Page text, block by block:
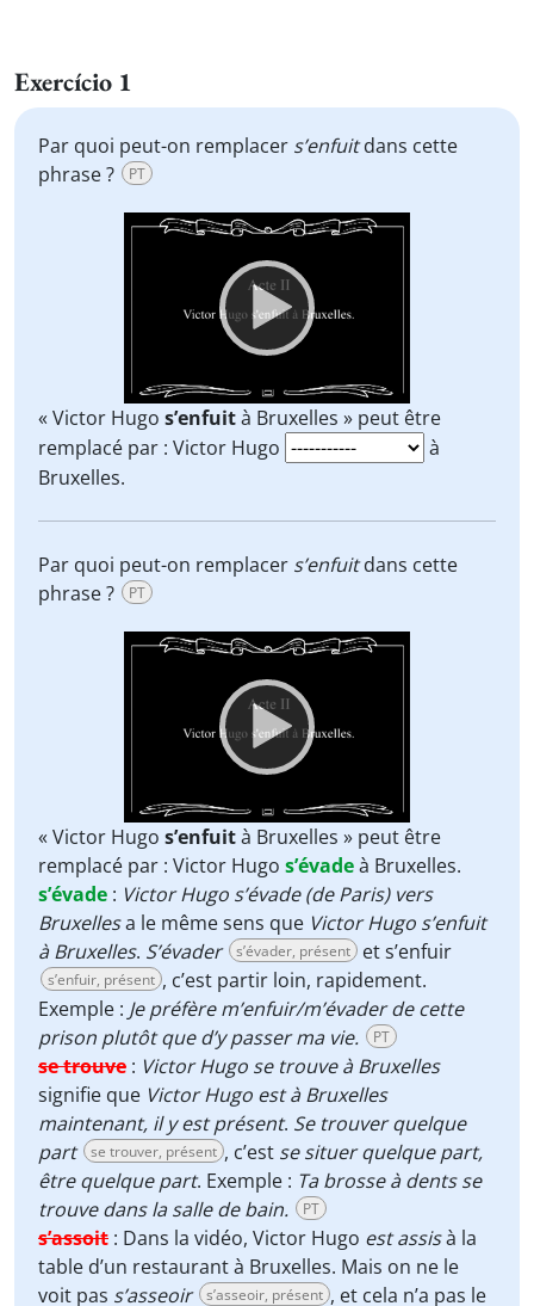
Exercício 1
Par quoi peut-on remplacer s’enfuitdans cette
phrase ?
PT
Video
« Victor Hugo s’enfuità Bruxelles » peut être
remplacé par : Victor Hugo
à
Bruxelles.
Par quoi peut-on remplacer s’enfuitdans cette
phrase ?
PT
Video
« Victor Hugo s’enfuità Bruxelles » peut être
remplacé par : Victor Hugo s’évadeà Bruxelles.
s’évade : Victor Hugo s’évade (de Paris) vers
Bruxellesa le même sens que Victor Hugo s’enfuit
à Bruxelles. S’évader s’évader, présent et s’enfuir
s’enfuir, présent , c’est partir loin, rapidement.
Exemple : Je préfère m’enfuir/m’évader de cette
prison plutôt que d’y passer ma vie.
PT
se trouve : Victor Hugo se trouve à Bruxelles
signifie que Victor Hugo est à Bruxelles
maintenant, il y est présent. Se trouver quelque
part
se trouver, présent , c’est se situer quelque part,
être quelque part. Exemple : Ta brosse à dents se
trouve dans la salle de bain.
PT
s’assoit : Dans la vidéo, Victor Hugo est assisà la
table d’un restaurant à Bruxelles. Mais on ne le
voit pas s’asseoir s’asseoir, présent , et cela n’a pas le